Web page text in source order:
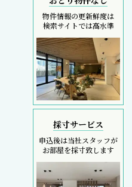
物件情報の更新鮮度は
検索サイトでは高水準
採寸サービス
申込後は当社スタッフが
お部屋を採寸致します